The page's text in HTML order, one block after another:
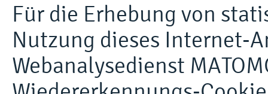
Für die Erhebung von
Nutzung dieses Internet-
Webanalysedienst